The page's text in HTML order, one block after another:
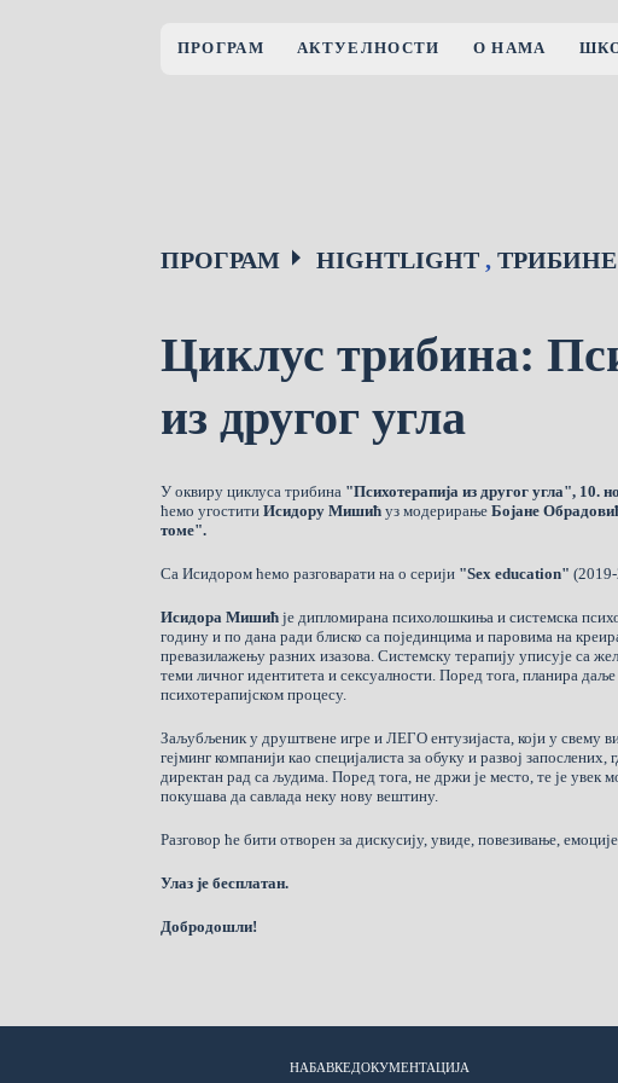
ПРОГРАМ АКТУЕЛНОСТИ О НАМА
ПРОГРАМ HIGHTLIGHT ,ТРИБИНЕ
Циклус трибина:
из другог угла
У оквиру циклуса трибина "Психотерапија из другог угла", 10.
ћемо угоститиИсидору Мишић уз модерирањеБојане
томе".
Са Исидором ћемо разговарати на о серији "Sex education"
Исидора Мишић је дипломирана психолошкиња и системска
годину и по дана ради блиско са појединцима и паровима на
превазилажењу разних изазова. Системску терапију уписује са
теми личног идентитета и сексуалности. Поред тога, планира
психотерапијском процесу.
Заљубљеник у друштвене игре и ЛЕГО ентузијаста, који у свему
гејминг компанији као специјалиста за обуку и развој
директан рад са људима. Поред тога, не држи је место, те је увек
покушава да савлада неку нову вештину.
Разговор ће бити отворен за дискусију, увиде, повезивање,
Улаз је бесплатан.
Добродошли!
НАБАВКЕДОКУМЕНТАЦИЈА